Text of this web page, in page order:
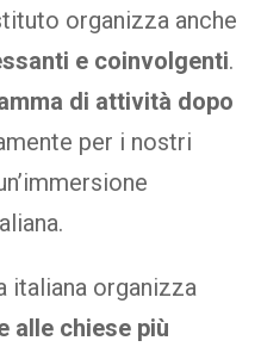
organizza anche
e coinvolgenti.
di attività dopo
per i nostri
italiana organizza
alle chiese più